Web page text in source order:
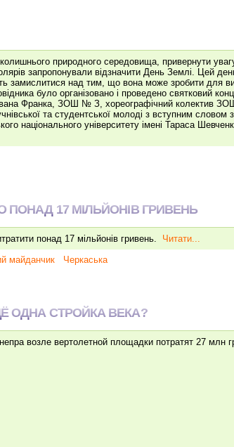
природного середовища, привернути
запропонували відзначити День Землі. Цей
замислитися над тим, що вона може зробити для
було організовано і проведено святковий
Івана Франка, ЗОШ № З, хореографічний колектив
та студентської молоді з вступним словом
національного університету імені Тараса
ПОНАД 17 МІЛЬЙОНІВ ГРИВЕНЬ
понад 17 мільйонів гривень. Читати...
майданчик
Черкаська
ОДНА СТРОЙКА ВЕКА?
возле вертолетной площадки потратят 27 млн